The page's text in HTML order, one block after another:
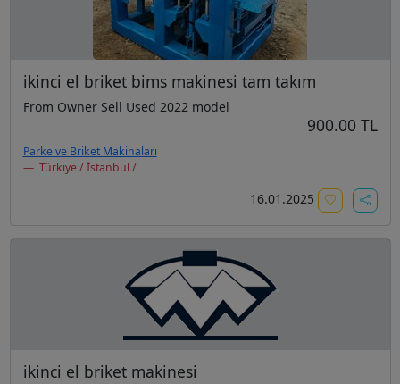
ikinci el briket bims makinesi tam takım
From Owner Sell Used 2022 model
900.00 TL
Parke ve Briket Makinaları
Türkiye / İstanbul /
16.01.2025
ikinci el briket makinesi